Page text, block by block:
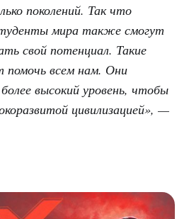
поколений. Так что
мира также смогут
свой потенциал. Такие
помочь всем нам. Они
высокий уровень, чтобы
цивилизацией», —